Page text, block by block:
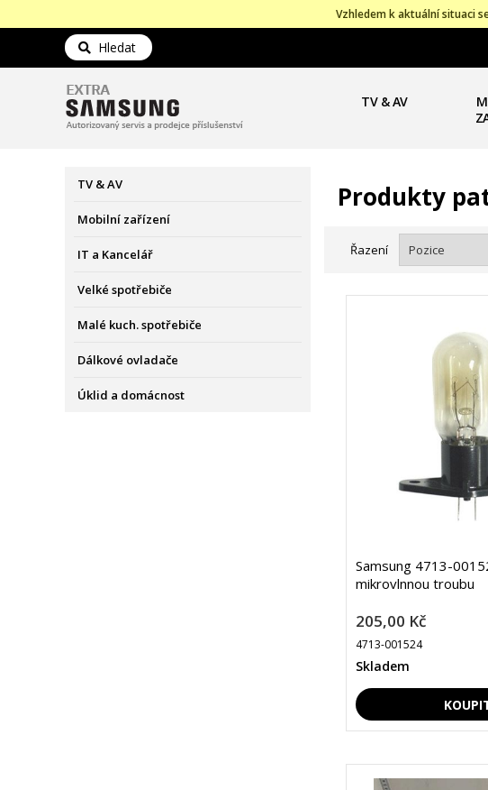
Vzhledem k aktuální situaci
Hledat
TV & AV
TV & AV
Mobilní zařízení
IT a Kancelář
Velké spotřebiče
Malé kuch. spotřebiče
Dálkové ovladače
Úklid a domácnost
Produkty
Řazení
Samsung 4713-
mikrovlnnou troubu
205,00 Kč
4713-001524
Skladem